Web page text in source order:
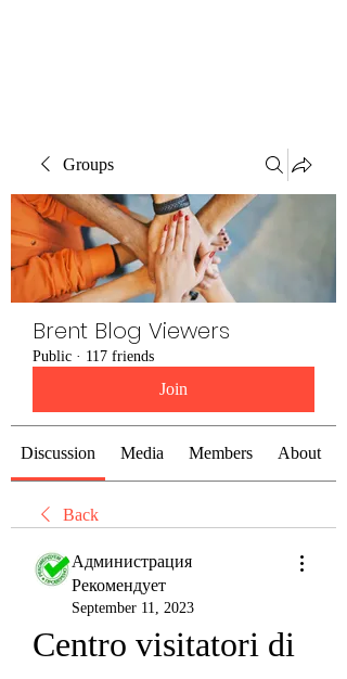
Groups
Brent Blog Viewers
Public · 117 friends
Join
Discussion Media Members About
Back
Администрация
Рекомендует
September 11, 2023
Centro visitatori di